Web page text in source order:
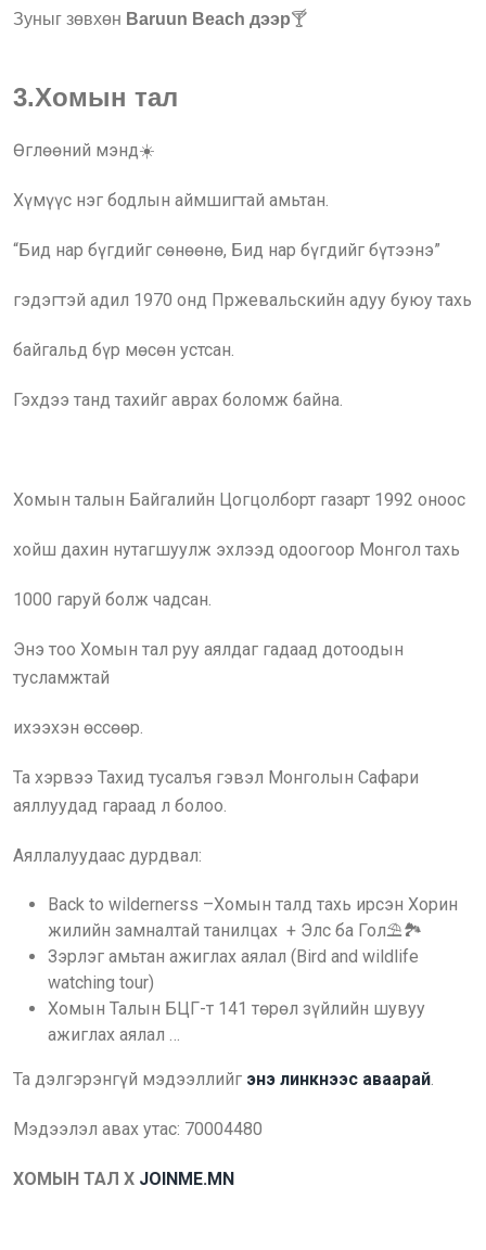
Зуныг зөвхөн Baruun Beach дээр🍸
3.Хомын тал
Өглөөний мэнд☀️
Хүмүүс нэг бодлын аймшигтай амьтан.
“Бид нар бүгдийг сөнөөнө, Бид нар бүгдийг бүтээнэ”
гэдэгтэй адил 1970 онд Пржевальскийн адуу буюу тахь
байгальд бүр мөсөн устсан.
Гэхдээ танд тахийг аврах боломж байна.
Хомын талын Байгалийн Цогцолборт газарт 1992 оноос
хойш дахин нутагшуулж эхлээд одоогоор Монгол тахь
1000 гаруй болж чадсан.
Энэ тоо Хомын тал руу аялдаг гадаад дотоодын
тусламжтай
ихээхэн өссөөр.
Та хэрвээ Тахид тусалъя гэвэл Монголын Сафари
аяллуудад гараад л болоо.
Аяллалуудаас дурдвал:
Back to wildernerss –Хомын талд тахь ирсэн Хорин
жилийн замналтай танилцах + Элс ба Гол⛱️🏞️
Зэрлэг амьтан ажиглах аялал (Bird and wildlife
watching tour)
Хомын Талын БЦГ-т 141 төрөл зүйлийн шувуу
ажиглах аялал …
Та дэлгэрэнгүй мэдээллийг энэ линкнээс аваарай
Мэдээлэл авах утас: 70004480
ХОМЫН ТАЛ X JOINME.MN